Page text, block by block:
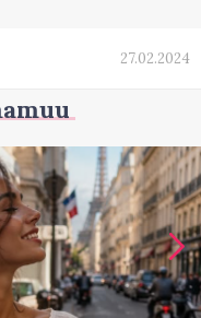
27.02.2024